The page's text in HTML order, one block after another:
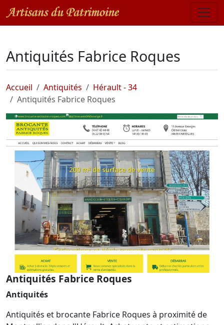
Antiquités Fabrice Roques
Accueil Antiquités
Hérault - 34
Antiquités Fabrice Roques
Antiquités Fabrice Roques
Antiquités
Antiquités et brocante Fabrice Roques à proximité de